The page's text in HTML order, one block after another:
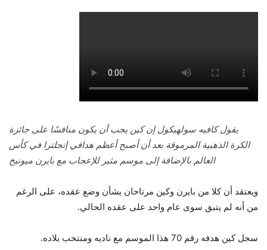
يقول كافيه سولهيكول إن كين يجب أن يكون منافسًا على جائزة
الكرة الذهبية المرموقة بعد أن أصبح أعظم هدافي إنجلترا في كأس
العالم بالإضافة إلى موسم مثير للإعجاب مع بايرن ميونيخ
ويعتقد أن كلا من بايرن وكين مرتاحان بشأن وضع عقده، على الرغم
من أنه لم يتبق سوى عام واحد على عقده الحالي.
سجل كين هدفه رقم 70 هذا الموسم مع ناديه ومنتخب بلاده.